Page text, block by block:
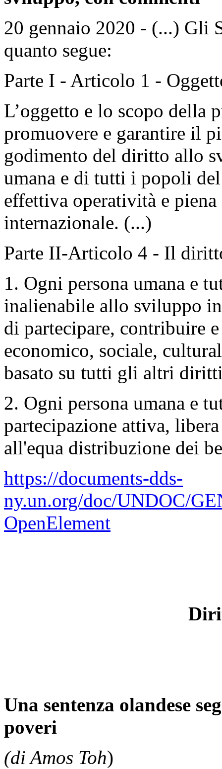
20 gennaio 2020 - (...) Gli
quanto segue:
Parte I - Articolo 1 -
L’oggetto e lo scopo della
promuovere e garantire il
godimento del diritto allo
umana e di tutti i popoli
effettiva operatività e
internazionale. (...)
Parte II-Articolo 4 - Il
1. Ogni persona umana e
inalienabile allo sviluppo
di partecipare, contribuire
economico, sociale,
basato su tutti gli altri
2. Ogni persona umana e
partecipazione attiva,
all'equa distribuzione dei
https://documents-dds-
ny.un.org/doc/UNDOC/
OpenElement
Una sentenza olandese
poveri
(di Amos Toh)